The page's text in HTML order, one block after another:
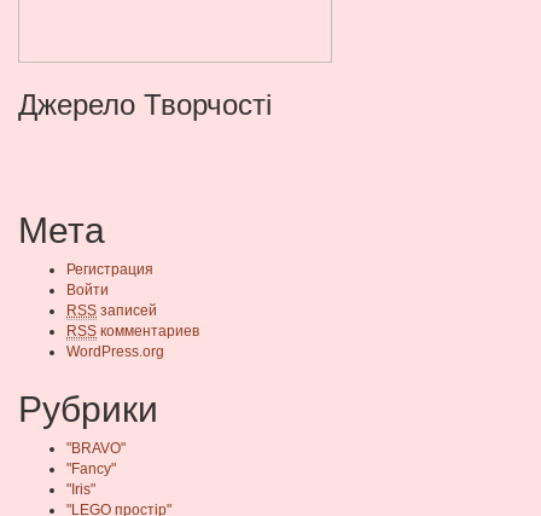
Джерело Творчості
Мета
Регистрация
Войти
RSS записей
RSS комментариев
WordPress.org
Рубрики
"BRAVO"
"Fancy"
"Iris"
"LEGO простір"